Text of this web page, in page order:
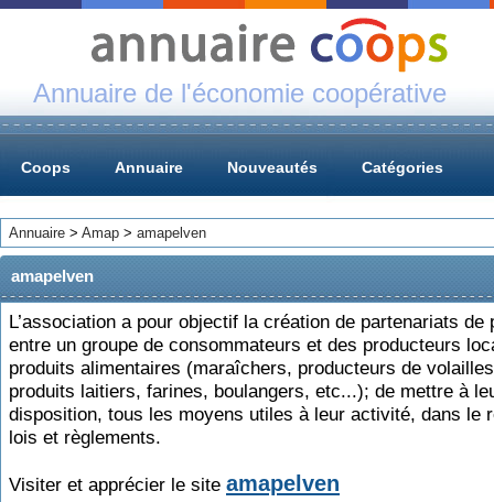
Annuaire de l'économie coopérative
Coops Annuaire Nouveautés Catégories
Annuaire > Amap > amapelven
amapelven
L’association a pour objectif la création de partenariats de
entre un groupe de consommateurs et des producteurs
produits alimentaires (maraîchers, producteurs de
produits laitiers, farines, boulangers, etc...); de mettre à
disposition, tous les moyens utiles à leur activité, dans le
lois et règlements.
Visiter et apprécier le site amapelven